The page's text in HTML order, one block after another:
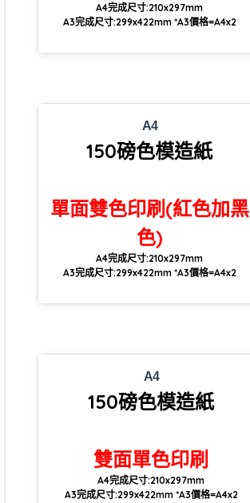
A4完成尺寸:210x297mm
A3完成尺寸:299x422mm *A3價格=A4x2
A4
150磅色模造紙
單面雙色印刷(紅色加黑
色)
A4完成尺寸:210x297mm
A3完成尺寸:299x422mm *A3價格=A4x2
A4
150磅色模造紙
雙面單色印刷
A4完成尺寸:210x297mm
A3完成尺寸:299x422mm *A3價格=A4x2